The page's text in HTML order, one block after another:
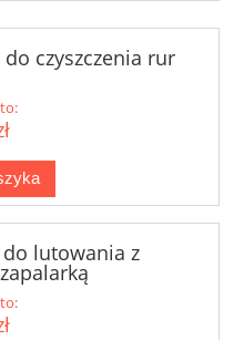
do czyszczenia rur
lutowania z